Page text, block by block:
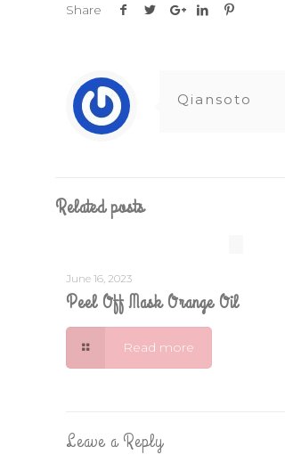
Share
Qiansoto
Related posts
June 16, 2023
Peel Off Mask Orange Oil
Read more
Leave a Reply